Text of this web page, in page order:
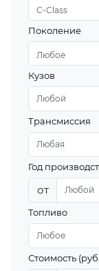
C-Class
Поколение
Любое
Кузов
Трансмиссия
Год
от
Топливо
Стоимость